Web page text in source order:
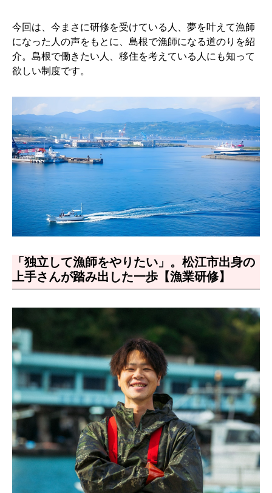
今回は、今まさに研修を受けている人、夢を叶えて漁師
になった人の声をもとに、島根で漁師になる道のりを紹
介。島根で働きたい人、移住を考えている人にも知って
欲しい制度です。
「独立して漁師をやりたい」。松江市出身の
上手さんが踏み出した一歩【漁業研修】